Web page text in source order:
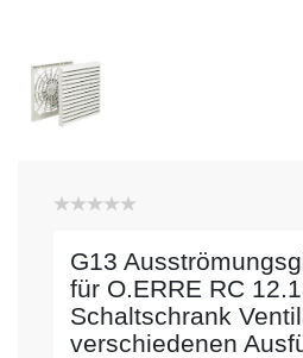
G13
für O.ERRE RC
Schaltschrank
verschiedenen